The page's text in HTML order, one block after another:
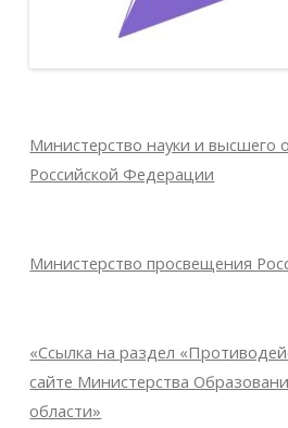
Министерство науки и высшего
Российской Федерации
Министерство просвещения
«Ссылка на раздел
сайте Министерства
области»